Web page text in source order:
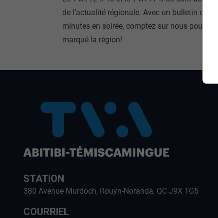
de l’actualité régionale. Avec un bulletin de
minutes en soirée, comptez sur nous pour
marqué la région!
STATION
380 Avenue Murdoch, Rouyn-Noranda, QC J9X 1G5
COURRIEL